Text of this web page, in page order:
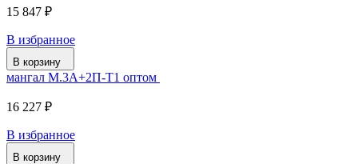
15 847 ₽
В избранное
В корзину
мангал М.3А+2П-Т1 оптом
16 227 ₽
В избранное
В корзину